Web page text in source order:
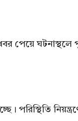
পেয়ে ঘটনাস্থলে
পরিস্থিতি